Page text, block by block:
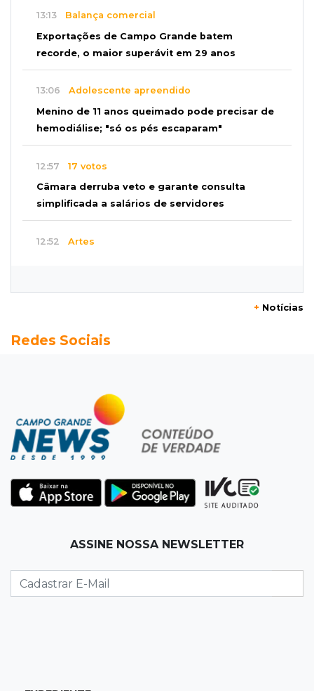
13:13 Balança comercial
Exportações de Campo Grande batem
recorde, o maior superávit em 29 anos
13:06 Adolescente apreendido
Menino de 11 anos queimado pode precisar de
hemodiálise; "só os pés escaparam"
12:57 17 votos
Câmara derruba veto e garante consulta
simplificada a salários de servidores
12:52 Artes
O terrorismo começa pela dignidade humana
Da fivela de campeã ao sonho internacional:
amazona de MS quer chegar ao Texas
12:32Máquinas de Areia
alvo por R$ 100 milhões em contratos
Defesa Civil descarta cenário extremo com
+ Notícias
Redes Sociais
ASSINE NOSSA NEWSLETTER